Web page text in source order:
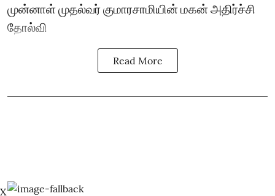
முன்னாள் முதல்வர் குமாரசாமியின் மகன் அதிர்ச்சி
தோல்வி
Read More
X